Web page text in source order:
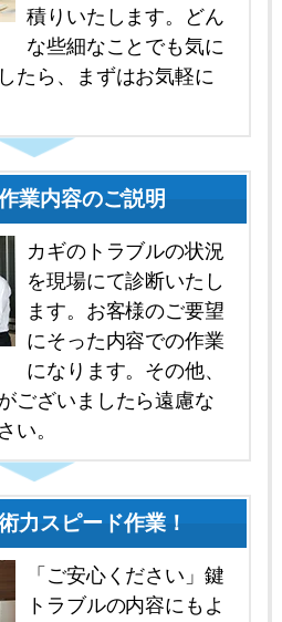
積りいたします。どん
な些細なことでも気に
たら、まずはお気軽に
業内容のご説明
カギのトラブルの状況
を現場にて診断いたし
ます。お客様のご要望
にそった内容での作業
になります。その他、
ございましたら遠慮な
い。
力スピード作業！
「ご安心ください」鍵
トラブルの内容にもよ